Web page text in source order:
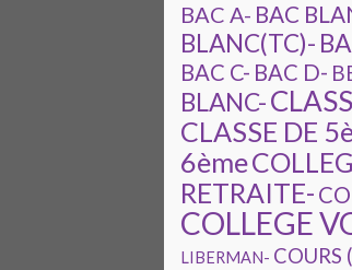
BAC A- BAC
BLANC(TC)-
BAC C- BAC D-
BLANC-
CLASSE DE
6ème
RETRAITE-
COLLEGE
LIBERMAN- COURS